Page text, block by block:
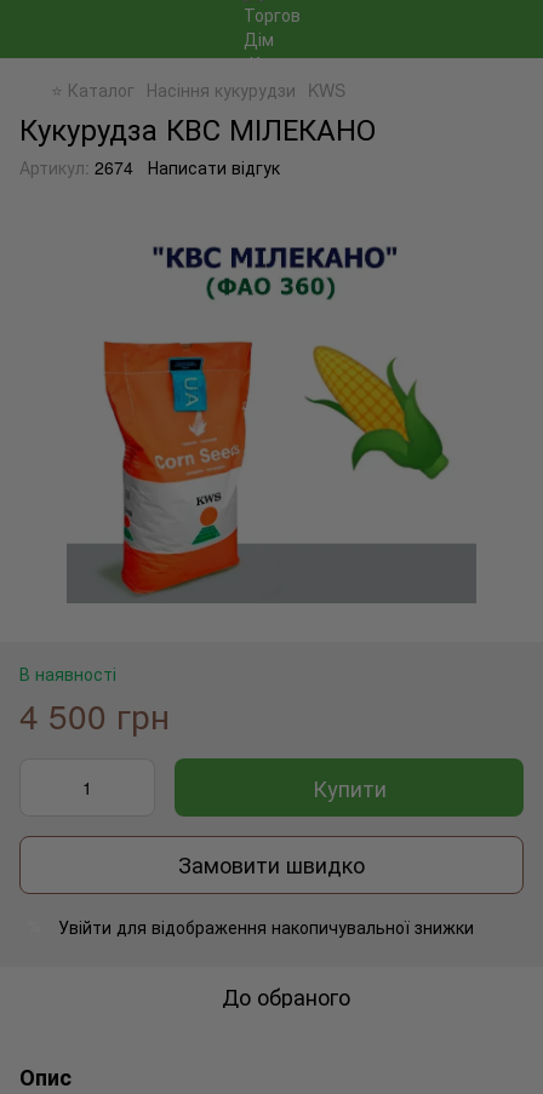
⭐ Каталог Насіння кукурудзи KWS
Кукурудза КВС МІЛЕКАНО
Артикул: 2674 Написати відгук
В наявності
4 500 грн
Купити
Замовити швидко
Увійти для відображення накопичувальної знижки
До обраного
Опис